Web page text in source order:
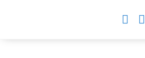
 